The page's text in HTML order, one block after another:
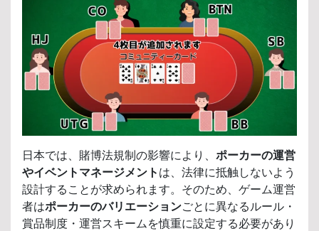
日本では、賭博法規制の影響により、 ポーカーの運営
やイベントマネージメント は、法律に抵触しないよう
設計することが求められます。そのため、ゲーム運営
者はポーカーのバリエーションごとに異なるルール・
賞品制度・運営スキームを慎重に設定する必要があり